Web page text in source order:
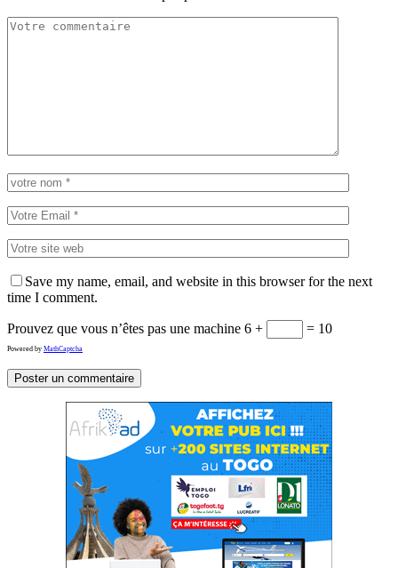
Save my name, email, and website in this browser for the next
time I comment.
Prouvez que vous n’êtes pas une machine 6 + = 10
Powered by MathCaptcha